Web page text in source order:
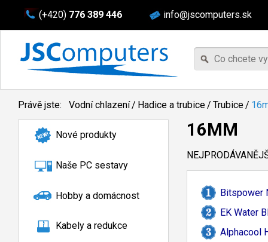
(+420) 776 389 446 info@jscomputers.sk
Právě jste: Vodní chlazení/ Hadice a trubice/ Trubice/
Nové produkty
Naše PC sestavy
Hobby a domácnost
Kabely a redukce
16MM
Bitspower
EK Water
Alphacool